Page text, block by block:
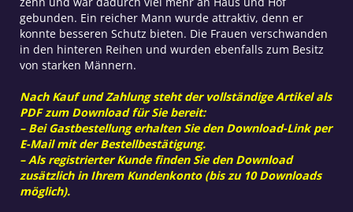
gebunden. Ein reicher Mann wurde attraktiv, denn er
konnte besseren Schutz bieten. Die Frauen verschwanden
in den hinteren Reihen und wurden ebenfalls zum Besitz
von starken Männern.
Nach Kauf und Zahlung steht der vollständige Artikel als
PDF zum Download für Sie bereit:
– Bei Gastbestellung erhalten Sie den Download-Link per
E-Mail mit der Bestellbestätigung.
– Als registrierter Kunde finden Sie den Download
zusätzlich in Ihrem Kundenkonto (bis zu 10 Downloads
möglich).